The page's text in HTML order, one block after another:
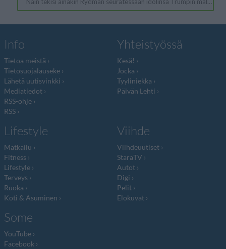
Info
Tietoa meistä
Tietosuojalauseke
Lähetä uutisvinkki
Mediatiedot
RSS-ohje
RSS
Yhteistyössä
Kesä!
Jocka
Tyyliniekka
Päivän Lehti
Lifestyle
Matkailu
Fitness
Lifestyle
Terveys
Ruoka
Koti & Asuminen
Viihde
Viihdeuutiset
StaraTV
Autot
Digi
Pelit
Elokuvat
Some
YouTube
Facebook